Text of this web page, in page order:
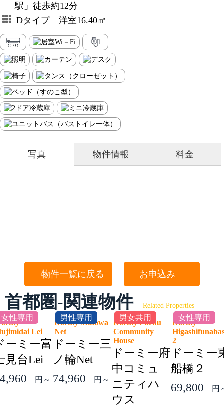
駅」徒歩約12分
Dタイプ 洋室16.40㎡
写真 物件情報 料金
物件一覧に戻る お申込み
首都圏-関連物件 Related Properties
女性専用
Lei
ーミー富
見台Lei
円～
男性専用
Dormy Minowa
Net
ドーミー三
ノ輪Net
74,960
円～
男女共用
Dormy Fuchu
Community
House
ドーミー府
中コミュ
ニティハ
ウス
女性専用
Dormy
2
ドーミー
船橋２
69,800
円